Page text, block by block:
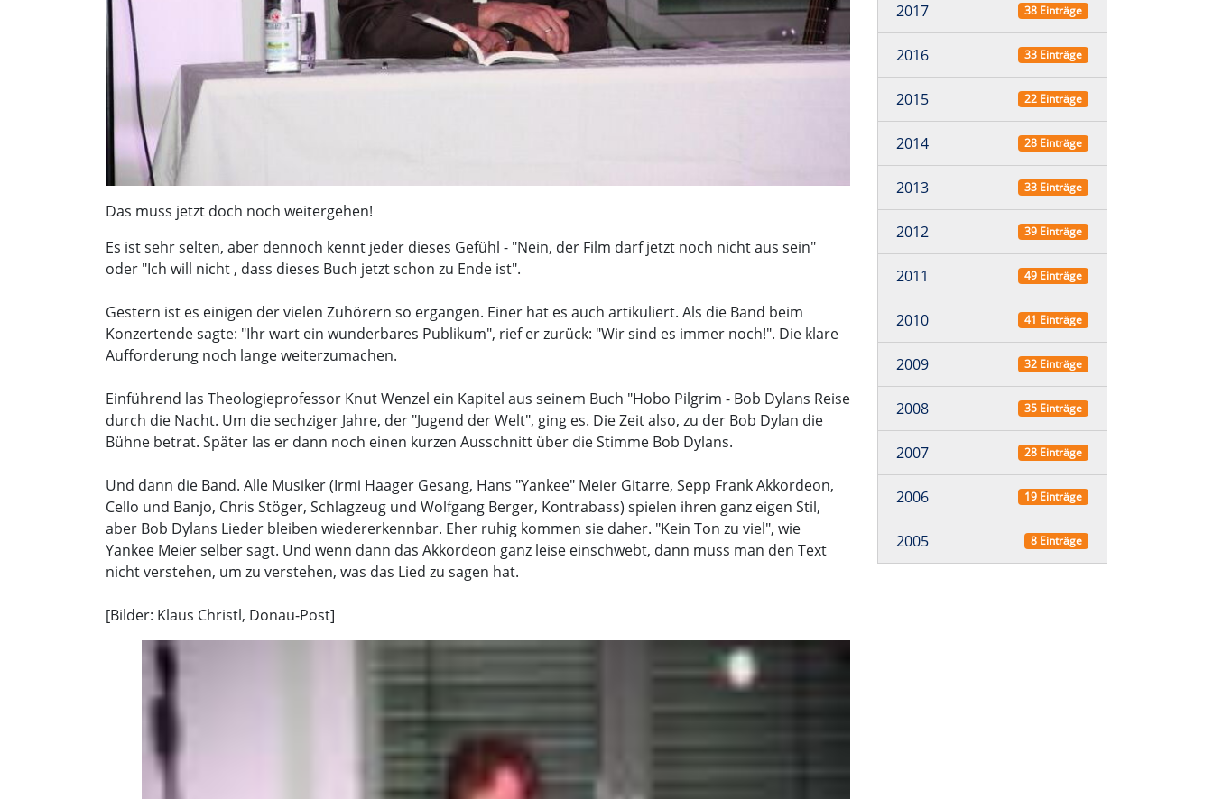
Das muss jetzt doch noch weitergehen!
Es ist sehr selten, aber dennoch kennt jeder dieses Gefühl - "Nein, der Film darf jetzt noch nicht aus sein"
oder "Ich will nicht , dass dieses Buch jetzt schon zu Ende ist".
Gestern ist es einigen der vielen Zuhörern so ergangen. Einer hat es auch artikuliert. Als die Band beim
Konzertende sagte: "Ihr wart ein wunderbares Publikum", rief er zurück: "Wir sind es immer noch!". Die klare
Aufforderung noch lange weiterzumachen.
Einführend las Theologieprofessor Knut Wenzel ein Kapitel aus seinem Buch "Hobo Pilgrim - Bob Dylans Reise
durch die Nacht. Um die sechziger Jahre, der "Jugend der Welt", ging es. Die Zeit also, zu der Bob Dylan die
Bühne betrat. Später las er dann noch einen kurzen Ausschnitt über die Stimme Bob Dylans.
Und dann die Band. Alle Musiker (Irmi Haager Gesang, Hans "Yankee" Meier Gitarre, Sepp Frank Akkordeon,
Cello und Banjo, Chris Stöger, Schlagzeug und Wolfgang Berger, Kontrabass) spielen ihren ganz eigen Stil,
aber Bob Dylans Lieder bleiben wiedererkennbar. Eher ruhig kommen sie daher. "Kein Ton zu viel", wie
Yankee Meier selber sagt. Und wenn dann das Akkordeon ganz leise einschwebt, dann muss man den Text
nicht verstehen, um zu verstehen, was das Lied zu sagen hat.
[Bilder: Klaus Christl, Donau-Post]
2017 38 Einträge
2016 33 Einträge
2015 22 Einträge
2014 28 Einträge
2013 33 Einträge
2012 39 Einträge
2011 49 Einträge
2010 41 Einträge
2009 32 Einträge
2008 35 Einträge
2007 28 Einträge
2006 19 Einträge
2005 8 Einträge